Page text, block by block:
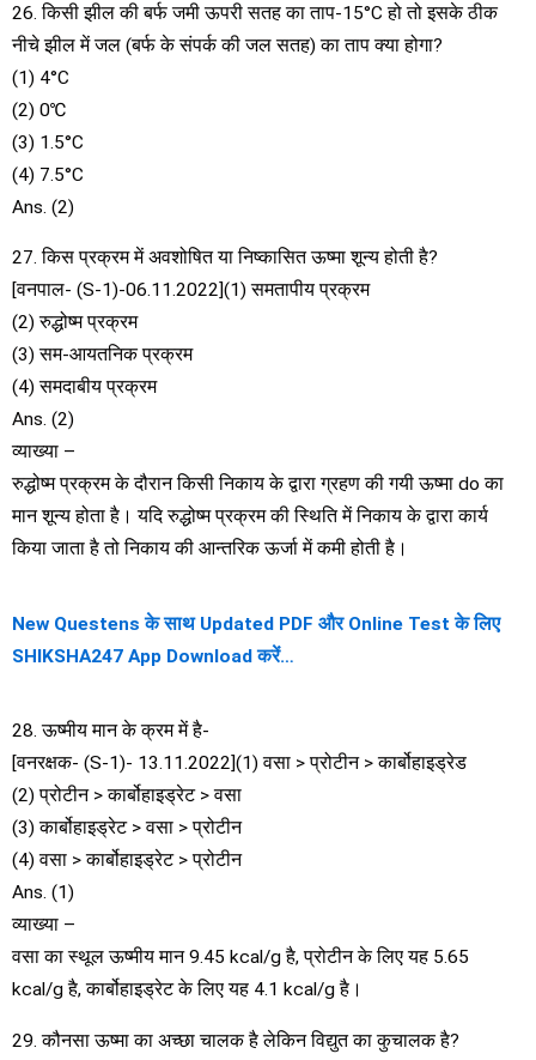
26. किसी झील की बर्फ जमी ऊपरी सतह का ताप-15°C हो तो इसके ठीक
नीचे झील में जल (बर्फ के संपर्क की जल सतह) का ताप क्या होगा?
(1) 4°C
(2) 0℃
(3) 1.5°C
(4) 7.5°C
Ans. (2)
27. किस प्रक्रम में अवशोषित या निष्कासित ऊष्मा शून्य होती है?
[वनपाल- (S-1)-06.11.2022](1) समतापीय प्रक्रम
(2) रुद्धोष्म प्रक्रम
(3) सम-आयतनिक प्रक्रम
(4) समदाबीय प्रक्रम
Ans. (2)
व्याख्या –
रुद्धोष्म प्रक्रम के दौरान किसी निकाय के द्वारा ग्रहण की गयी ऊष्मा do का
मान शून्य होता है। यदि रुद्धोष्म प्रक्रम की स्थिति में निकाय के द्वारा कार्य
किया जाता है तो निकाय की आन्तरिक ऊर्जा में कमी होती है।
New Questens के साथ Updated PDF और Online Test के लिए
SHIKSHA247 App Download करें…
28. ऊष्मीय मान के क्रम में है-
[वनरक्षक- (S-1)- 13.11.2022](1) वसा > प्रोटीन > कार्बोहाइड्रेड
(2) प्रोटीन > कार्बोहाइड्रेट > वसा
(3) कार्बोहाइड्रेट > वसा > प्रोटीन
(4) वसा > कार्बोहाइड्रेट > प्रोटीन
Ans. (1)
व्याख्या –
वसा का स्थूल ऊष्मीय मान 9.45 kcal/g है, प्रोटीन के लिए यह 5.65
kcal/g है, कार्बोहाइड्रेट के लिए यह 4.1 kcal/g है।
29. कौनसा ऊष्मा का अच्छा चालक है लेकिन विद्युत का कुचालक है?